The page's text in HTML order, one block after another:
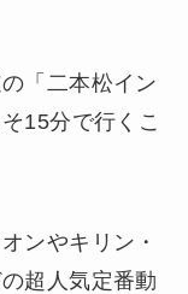
「二本松イン
15分で行くこ
ンやキリン・
超人気定番動